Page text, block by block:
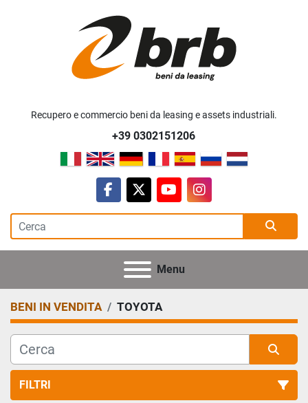
Recupero e commercio beni da leasing e assets industriali.
+39 0302151206
facebook
twitteryoutubeinstagram
Menu
BENI IN VENDITA TOYOTA
FILTRI